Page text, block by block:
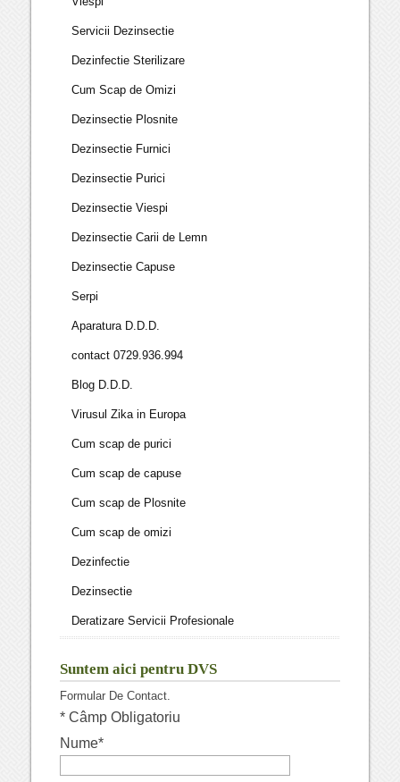
Servicii Dezinsectie
Dezinfectie Sterilizare
Cum Scap de Omizi
Dezinsectie Plosnite
Dezinsectie Furnici
Dezinsectie Purici
Dezinsectie Viespi
Dezinsectie Carii de Lemn
Dezinsectie Capuse
Serpi
Aparatura D.D.D.
contact 0729.936.994
Blog D.D.D.
Virusul Zika in Europa
Cum scap de purici
Cum scap de capuse
Cum scap de Plosnite
Cum scap de omizi
Dezinfectie
Dezinsectie
Deratizare Servicii Profesionale
Suntem aici pentru DVS
Formular De Contact.
* Câmp Obligatoriu
Nume*